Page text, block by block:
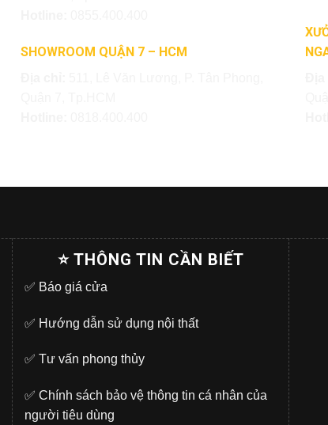
SHOWROOM QUẬN 7 – HCM
⭐ THÔNG TIN CẦN BIẾT
✅ Báo giá cửa
✅ Hướng dẫn sử dụng nội thất
✅ Tư vấn phong thủy
✅ Chính sách bảo vệ thông tin cá nhân của
người tiêu dùng